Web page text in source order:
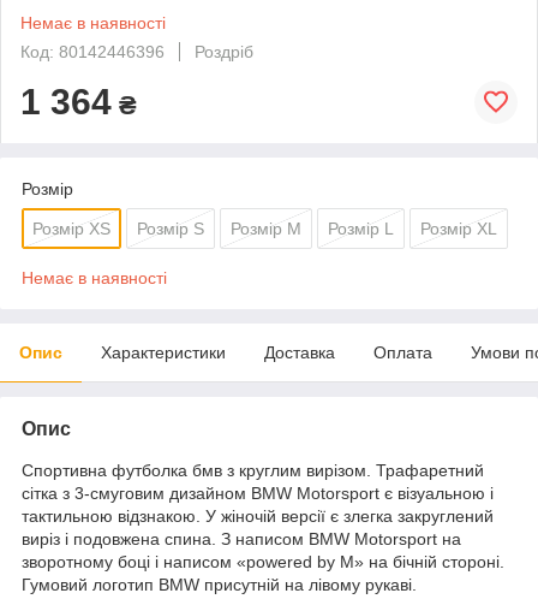
Немає в наявності
Код: 80142446396
Роздріб
1 364 ₴
Розмір
Розмір XS Розмір S Розмір M Розмір L Розмір XL
Немає в наявності
Опис Характеристики Доставка Оплата Умови
Опис
Спортивна футболка бмв з круглим вирізом. Трафаретний
сітка з 3-смуговим дизайном BMW Motorsport є візуальною і
тактильною відзнакою. У жіночій версії є злегка закруглений
виріз і подовжена спина. З написом BMW Motorsport на
зворотному боці і написом «powered by M» на бічній стороні.
Гумовий логотип BMW присутній на лівому рукаві.